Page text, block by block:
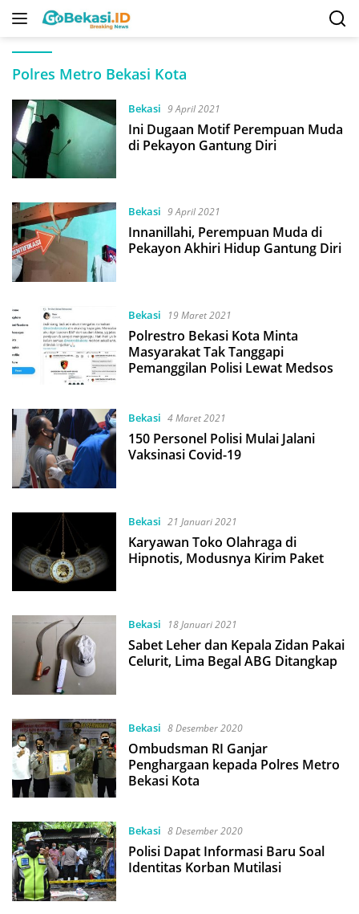
Langsung
Polres Metro Bekasi Kota
Bekasi 9 April 2021
Ini Dugaan Motif Perempuan Muda
di Pekayon Gantung Diri
Bekasi 9 April 2021
Innanillahi, Perempuan Muda di
Pekayon Akhiri Hidup Gantung Diri
Bekasi 19 Maret 2021
Polrestro Bekasi Kota Minta
Masyarakat Tak Tanggapi
Pemanggilan Polisi Lewat Medsos
Bekasi 4 Maret 2021
150 Personel Polisi Mulai Jalani
Vaksinasi Covid-19
Bekasi 21 Januari 2021
Karyawan Toko Olahraga di
Hipnotis, Modusnya Kirim Paket
Bekasi 18 Januari 2021
Sabet Leher dan Kepala Zidan Pakai
Celurit, Lima Begal ABG Ditangkap
Bekasi 8 Desember 2020
Ombudsman RI Ganjar
Penghargaan kepada Polres Metro
Bekasi Kota
Bekasi 8 Desember 2020
Polisi Dapat Informasi Baru Soal
Identitas Korban Mutilasi